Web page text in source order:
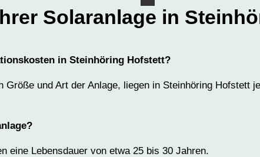
Solaranlage in
in Steinhöring Hofstett?
Größe und Art der Anlage, liegen in Steinhöring Hofstett
eine Lebensdauer von etwa 25 bis 30 Jahren.